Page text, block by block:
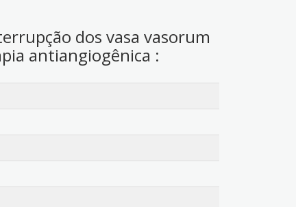
dos vasa vasorum
antiangiogênica :